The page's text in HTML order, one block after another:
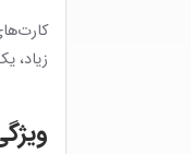
زیاد،